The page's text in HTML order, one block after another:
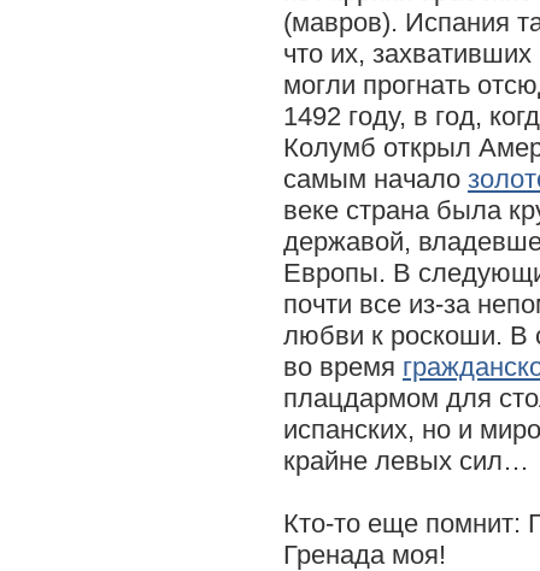
(мавров). Испания
что их,
могли прогнать
1492 году, в год,
Колумб открыл
самым начало
веке страна была
державой,
Европы. В
почти все из-за
любви к роскоши. В
во время
плацдармом для
испанских, но и
крайне левых сил…
Кто-то еще помнит:
Гренада моя!